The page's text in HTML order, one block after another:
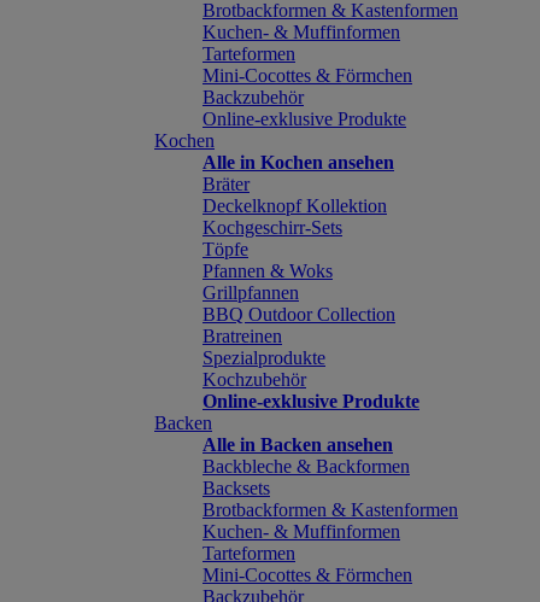
Brotbackformen & Kastenformen
Kuchen- & Muffinformen
Tarteformen
Mini-Cocottes & Förmchen
Backzubehör
Online-exklusive Produkte
Kochen
Alle in Kochen ansehen
Bräter
Deckelknopf Kollektion
Kochgeschirr-Sets
Töpfe
Pfannen & Woks
Grillpfannen
BBQ Outdoor Collection
Bratreinen
Spezialprodukte
Kochzubehör
Online-exklusive Produkte
Backen
Alle in Backen ansehen
Backbleche & Backformen
Backsets
Brotbackformen & Kastenformen
Kuchen- & Muffinformen
Tarteformen
Mini-Cocottes & Förmchen
Backzubehör